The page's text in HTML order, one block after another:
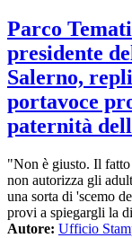
Parco
presidente
Salerno,
portavoce
paternità
"Non è giusto. Il
non autorizza gli
una sorta di 'scemo
provi a spiegargli la
Autore: Ufficio